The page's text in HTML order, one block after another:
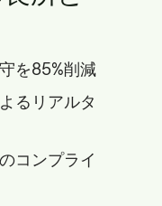
を85%削減
るリアルタ
コンプライ